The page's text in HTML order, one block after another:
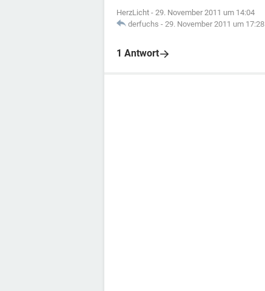
HerzLicht - 29. November 2011 um 14:04
derfuchs - 29. November 2011 um 17:28
1 Antwort